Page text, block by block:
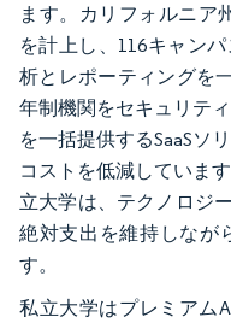
ます。カリフォルニア
を計上し、116キャン
析とレポーティングを
年制機関をセキュリテ
を一括提供するSaaSソ
コストを低減していま
立大学は、テクノロジ
絶対支出を維持しなが
す。
私立大学はプレミアム